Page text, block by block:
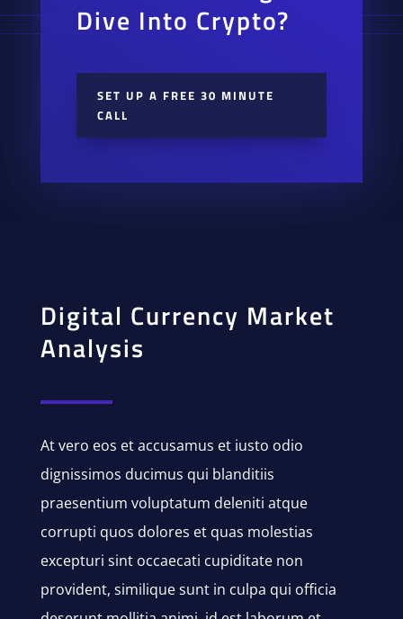
Dive Into Crypto?
SET UP A FREE 30 MINUTE
CALL
Digital Currency Market
Analysis
At vero eos et accusamus et iusto odio
dignissimos ducimus qui blanditiis
praesentium voluptatum deleniti atque
corrupti quos dolores et quas molestias
excepturi sint occaecati cupiditate non
provident, similique sunt in culpa qui officia